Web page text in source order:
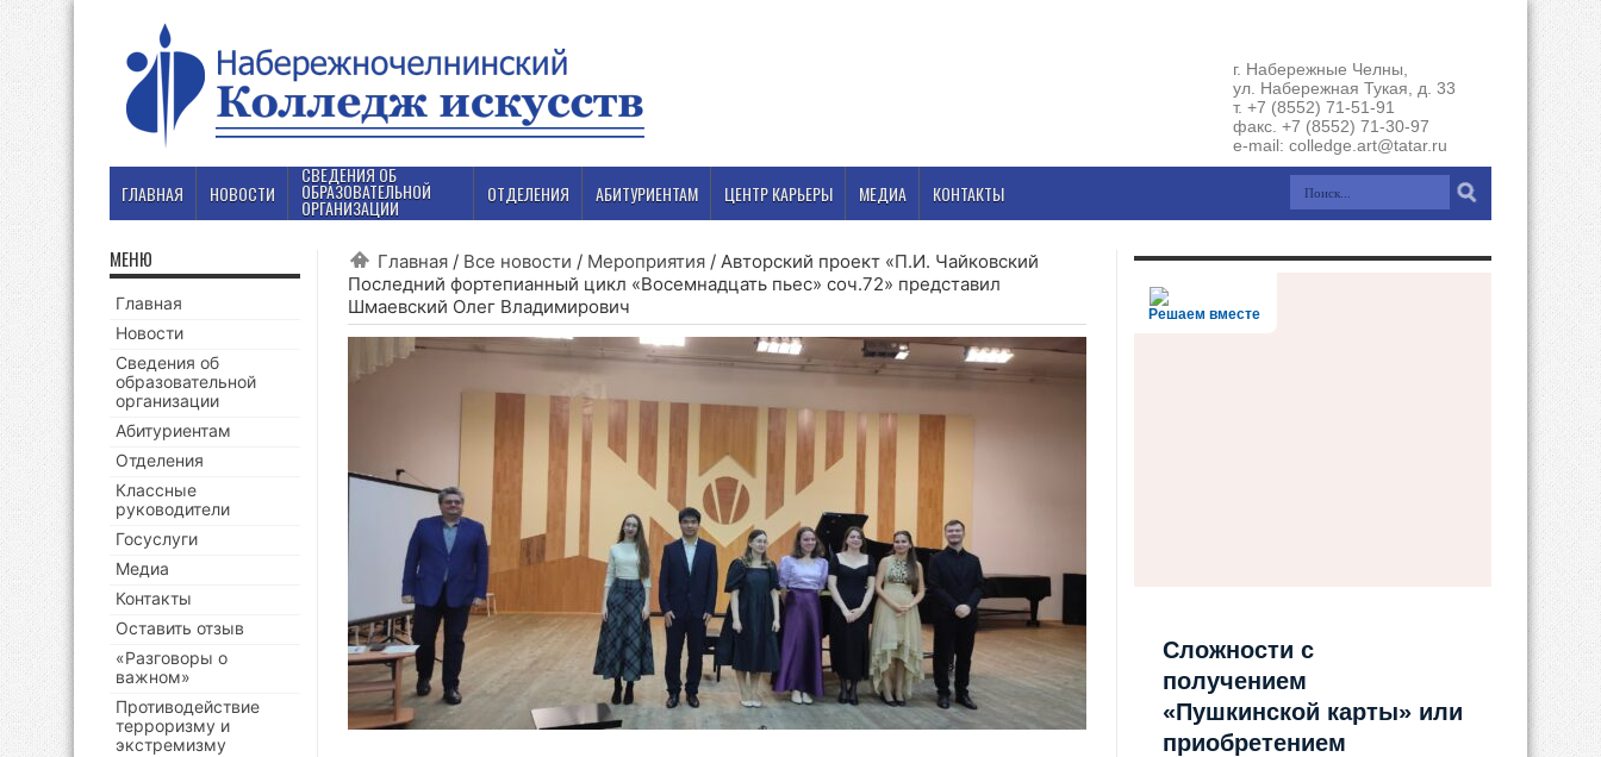
г. Набережные Челны,
ул. Набережная Тукая, д. 33
т. +7 (8552) 71-51-91
факс. +7 (8552) 71-30-97
e-mail: colledge.art@tatar.ru
ГЛАВНАЯ НОВОСТИ
СВЕДЕНИЯ ОБ
ОБРАЗОВАТЕЛЬНОЙ
ОРГАНИЗАЦИИ
ОТДЕЛЕНИЯ АБИТУРИЕНТАМ ЦЕНТР КАРЬЕРЫ МЕДИА КОНТАКТЫ
Главная / Все новости / Мероприятия / Авторский проект «П.И. Чайковский
Последний фортепианный цикл «Восемнадцать пьес» соч.72» представил
Шмаевский Олег Владимирович
МЕНЮ
Главная
Новости
Сведения об
образовательной
организации
Абитуриентам
Отделения
Классные
руководители
Госуслуги
Медиа
Контакты
Оставить отзыв
«Разговоры о
важном»
Противодействие
терроризму и
экстремизму
Решаем вместе
Сложности с
получением
«Пушкинской карты» или
приобретением